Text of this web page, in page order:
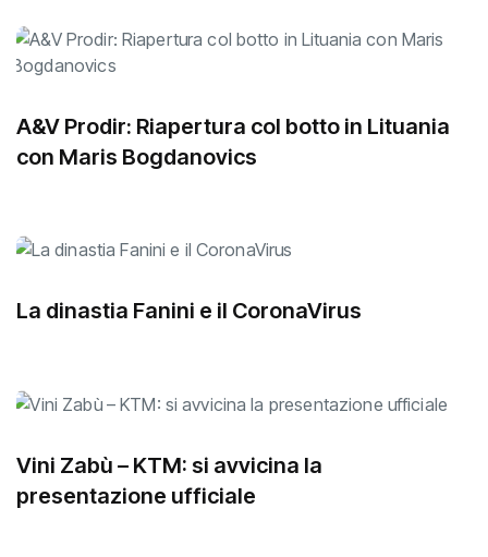
A&V Prodir: Riapertura col botto in Lituania
con Maris Bogdanovics
La dinastia Fanini e il CoronaVirus
Vini Zabù – KTM: si avvicina la
presentazione ufficiale